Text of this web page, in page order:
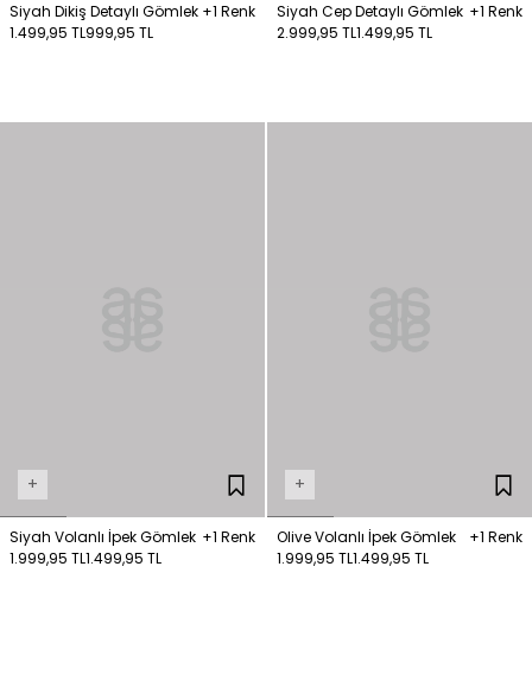
Siyah Dikiş Detaylı Gömlek +1 Renk
1.499,95 TL999,95 TL
Siyah Cep Detaylı Gömlek +1 Renk
2.999,95 TL1.499,95 TL
+
Siyah Volanlı İpek Gömlek +1 Renk
1.999,95 TL1.499,95 TL
+
Olive Volanlı İpek Gömlek
+1 Renk
1.999,95 TL1.499,95 TL